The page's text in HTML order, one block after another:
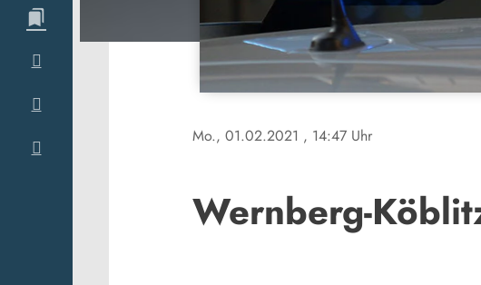
Mo., 01.02.2021 , 14:47 Uhr
Wernberg-